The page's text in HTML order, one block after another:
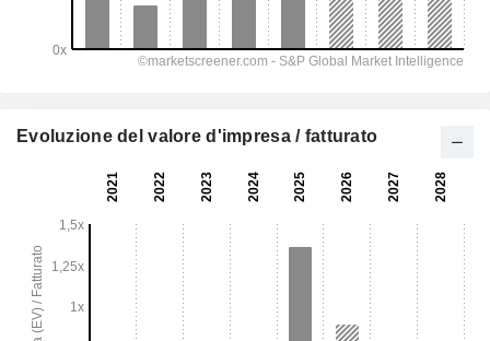
Evoluzione del valore d'impresa / fatturato